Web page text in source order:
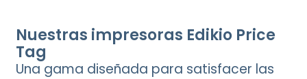
Nuestras impresoras Edikio Price
Tag
Una gama diseñada para satisfacer las